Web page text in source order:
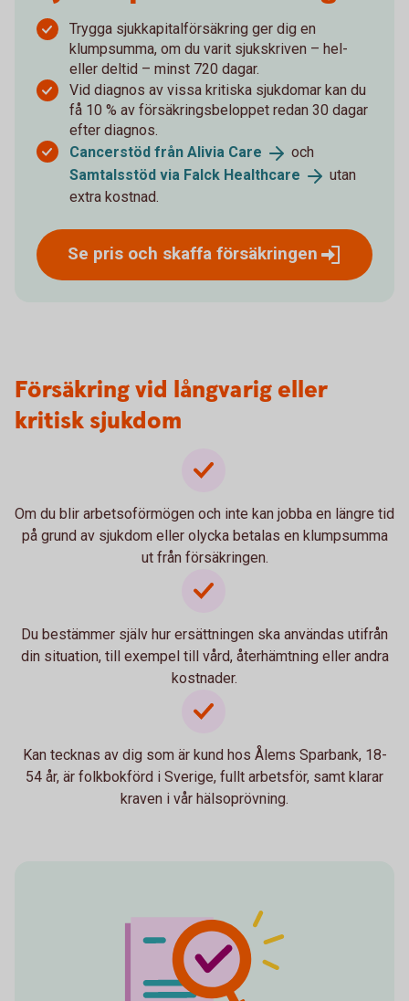
Trygga sjukkapitalförsäkring ger dig en
klumpsumma, om du varit sjukskriven – hel-
eller deltid – minst 720 dagar.
Vid diagnos av vissa kritiska sjukdomar kan du
få 10 % av försäkringsbeloppet redan 30 dagar
efter diagnos.
Cancerstöd från Alivia Care
och
Samtalsstöd via Falck Healthcare
utan
extra kostnad.
Se pris och skaffa försäkringen
Försäkring vid långvarig eller
kritisk sjukdom
Om du blir arbetsoförmögen och inte kan jobba en längre tid
på grund av sjukdom eller olycka betalas en klumpsumma
ut från försäkringen.
Du bestämmer själv hur ersättningen ska användas utifrån
din situation, till exempel till vård, återhämtning eller andra
kostnader.
Kan tecknas av dig som är kund hos Ålems Sparbank, 18-
54 år, är folkbokförd i Sverige, fullt arbetsför, samt klarar
kraven i vår hälsoprövning.